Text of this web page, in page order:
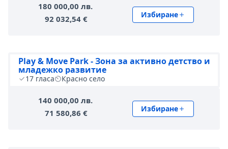
180 000,00 лв.
92 032,54 €
Избиране
Play & Move Park - Зона за активно детство и
младежко развитие
17 гласа Красно село
140 000,00 лв.
71 580,86 €
Избиране